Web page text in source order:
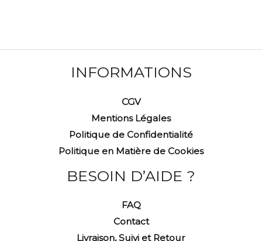
INFORMATIONS
CGV
Mentions Légales
Politique de Confidentialité
Politique en Matière de Cookies
BESOIN D’AIDE ?
FAQ
Contact
Livraison, Suivi et Retour